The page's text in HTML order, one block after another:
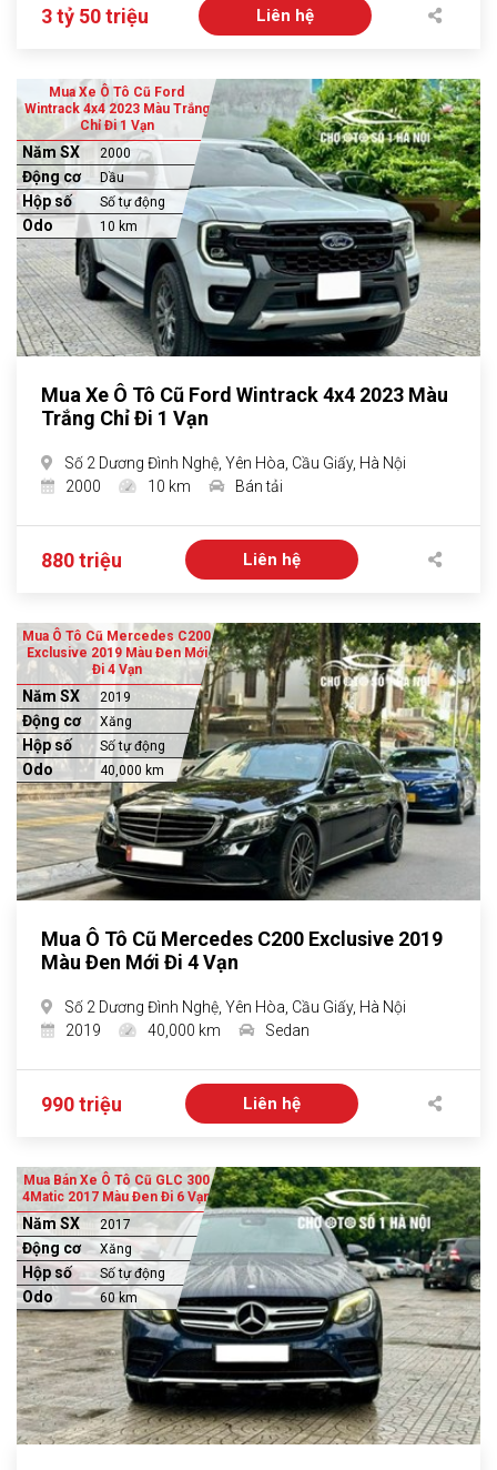
3 tỷ 50 triệu Liên hệ
Mua Xe Ô Tô Cũ Ford
Wintrack 4x4 2023 Màu Trắng
Chỉ Đi 1 Vạn
Năm SX 2000
Động cơ Dầu
Hộp số Số tự động
Odo 10 km
Mua Xe Ô Tô Cũ Ford Wintrack 4x4 2023 Màu
Trắng Chỉ Đi 1 Vạn
Số 2 Dương Đình Nghệ, Yên Hòa, Cầu Giấy, Hà Nội
2000
10 km Bán tải
880 triệu Liên hệ
Mua Ô Tô Cũ Mercedes C200
Exclusive 2019 Màu Đen Mới
Đi 4 Vạn
Năm SX 2019
Động cơ Xăng
Hộp số Số tự động
Odo 40,000 km
Mua Ô Tô Cũ Mercedes C200 Exclusive 2019
Màu Đen Mới Đi 4 Vạn
Số 2 Dương Đình Nghệ, Yên Hòa, Cầu Giấy, Hà Nội
2019
40,000 km Sedan
990 triệu Liên hệ
Mua Bán Xe Ô Tô Cũ GLC 300
4Matic 2017 Màu Đen Đi 6 Vạn
Năm SX 2017
Động cơ Xăng
Hộp số Số tự động
Odo 60 km